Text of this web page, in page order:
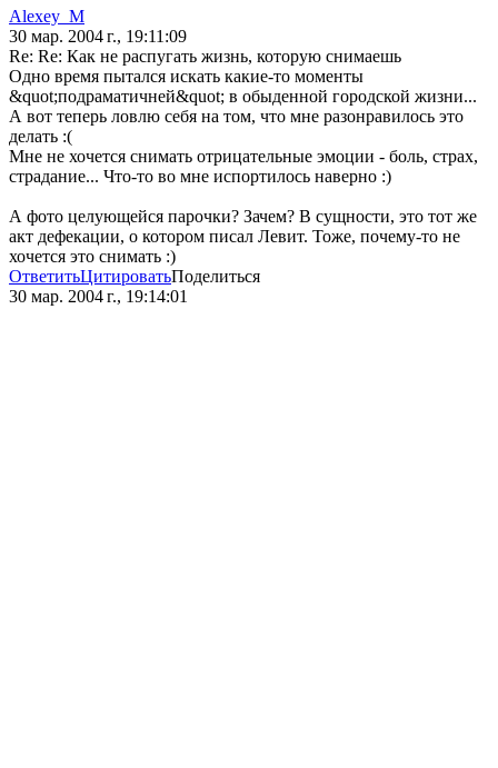
Alexey_M
30 мар. 2004 г., 19:11:09
Re: Re: Как не распугать жизнь, которую снимаешь
Одно время пытался искать какие-то моменты
&quot;подраматичней&quot; в обыденной городской жизни...
А вот теперь ловлю себя на том, что мне разонравилось это
делать :(
Мне не хочется снимать отрицательные эмоции - боль, страх,
страдание... Что-то во мне испортилось наверно :)
А фото целующейся парочки? Зачем? В сущности, это тот же
акт дефекации, о котором писал Левит. Тоже, почему-то не
хочется это снимать :)
ОтветитьЦитироватьПоделиться
30 мар. 2004 г., 19:14:01